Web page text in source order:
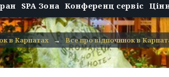
SPA Зона Конференц сервіс
в Карпатах → Все про відпочинок в